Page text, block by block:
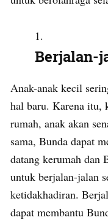
Berjalan-
Anak-anak kecil
hal baru. Karena itu,
rumah, anak akan
sama, Bunda dapat
datang kerumah dan
untuk berjalan-jalan
ketidakhadiran.
dapat membantu